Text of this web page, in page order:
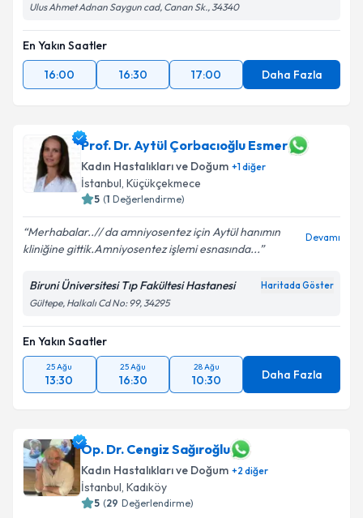
Ulus Ahmet Adnan Saygun cad, Canan Sk., 34340
En Yakın Saatler
16:00
16:30 17:00 Daha Fazla
Prof. Dr. Aytül Çorbacıoğlu Esmer
Kadın Hastalıkları ve Doğum +1diğer
İstanbul, Küçükçekmece
5 (1 Değerlendirme)
Merhabalar..// da amniyosentez için Aytül hanımın
kliniğine gittik.Amniyosentez işlemi esnasında...
Devamı
Biruni Üniversitesi Tıp Fakültesi Hastanesi Haritada Göster
Gültepe, Halkalı Cd No: 99, 34295
En Yakın Saatler
25 Ağu
13:30
25 Ağu
16:30
28 Ağu
10:30 Daha Fazla
Op. Dr. Cengiz Sağıroğlu
Kadın Hastalıkları ve Doğum +2 diğer
İstanbul, Kadıköy
5 (29 Değerlendirme)